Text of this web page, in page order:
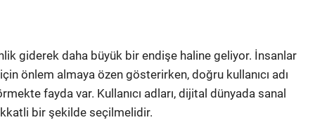
giderek daha büyük bir endişe haline geliyor. İnsanlar
önlem almaya özen gösterirken, doğru kullanıcı adı
fayda var. Kullanıcı adları, dijital dünyada sanal
bir şekilde seçilmelidir.